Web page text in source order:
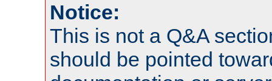
Notice:
This is not a Q&A
should be pointed